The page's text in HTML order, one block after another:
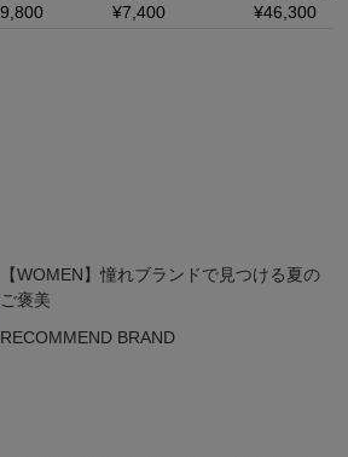
【WOMEN】憧れブランドで見つける夏の
ご褒美
RECOMMEND BRAND